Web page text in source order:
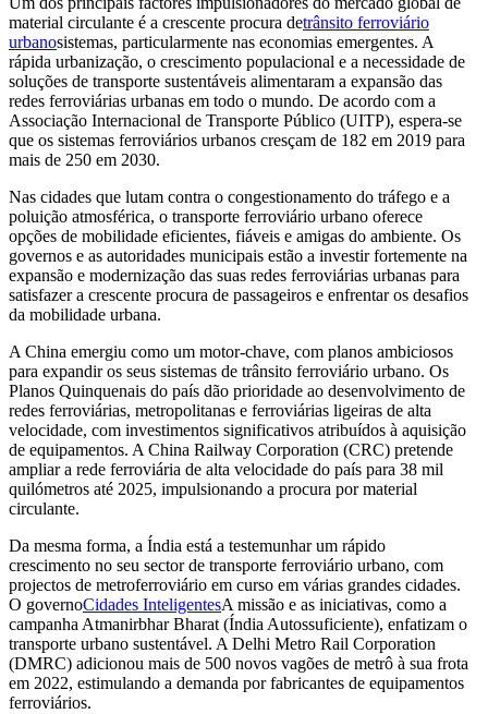
material circulante é a crescente procura detrânsito ferroviário
urbanosistemas, particularmente nas economias emergentes. A
rápida urbanização, o crescimento populacional e a necessidade de
soluções de transporte sustentáveis ​​alimentaram a expansão das
redes ferroviárias urbanas em todo o mundo. De acordo com a
Associação Internacional de Transporte Público (UITP), espera-se
que os sistemas ferroviários urbanos cresçam de 182 em 2019 para
mais de 250 em 2030.
Nas cidades que lutam contra o congestionamento do tráfego e a
poluição atmosférica, o transporte ferroviário urbano oferece
opções de mobilidade eficientes, fiáveis ​​e amigas do ambiente. Os
governos e as autoridades municipais estão a investir fortemente na
expansão e modernização das suas redes ferroviárias urbanas para
satisfazer a crescente procura de passageiros e enfrentar os desafios
da mobilidade urbana.
A China emergiu como um motor-chave, com planos ambiciosos
para expandir os seus sistemas de trânsito ferroviário urbano. Os
Planos Quinquenais do país dão prioridade ao desenvolvimento de
redes ferroviárias, metropolitanas e ferroviárias ligeiras de alta
velocidade, com investimentos significativos atribuídos à aquisição
de equipamentos. A China Railway Corporation (CRC) pretende
ampliar a rede ferroviária de alta velocidade do país para 38 mil
quilómetros até 2025, impulsionando a procura por material
circulante.
Da mesma forma, a Índia está a testemunhar um rápido
crescimento no seu sector de transporte ferroviário urbano, com
projectos de metroferroviário em curso em várias grandes cidades.
O governoCidades InteligentesA missão e as iniciativas, como a
campanha Atmanirbhar Bharat (Índia Autossuficiente), enfatizam o
transporte urbano sustentável. A Delhi Metro Rail Corporation
(DMRC) adicionou mais de 500 novos vagões de metrô à sua frota
em 2022, estimulando a demanda por fabricantes de equipamentos
ferroviários.